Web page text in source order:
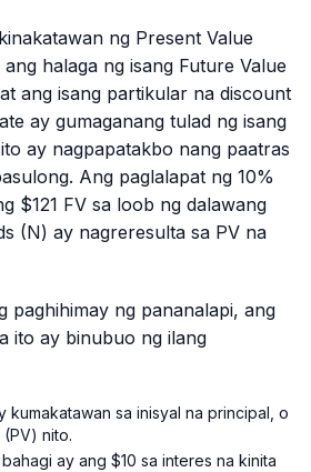
ng Present Value
halaga ng isang Future Value
ang isang partikular na discount
ay gumaganang tulad ng isang
ay nagpapatakbo nang paatras
Ang paglalapat ng 10%
$121 FV sa loob ng dalawang
(N) ay nagreresulta sa PV na
paghihimay ng pananalapi, ang
ito ay binubuo ng ilang
kumakatawan sa inisyal na principal, o
nito.
ay ang $10 sa interes na kinita